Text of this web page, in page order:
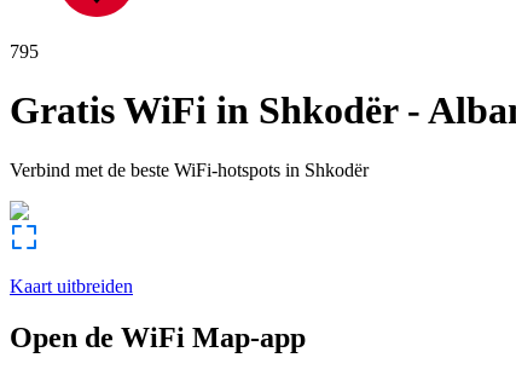
795
Gratis WiFi in Shkodër-
Verbind met de beste WiFi-hotspots in Shkodër
Kaart uitbreiden
Open de WiFi Map-app